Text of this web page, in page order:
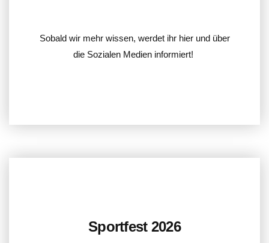
Sobald wir mehr wissen, werdet ihr hier und über
die Sozialen Medien informiert!
Sportfest 2026